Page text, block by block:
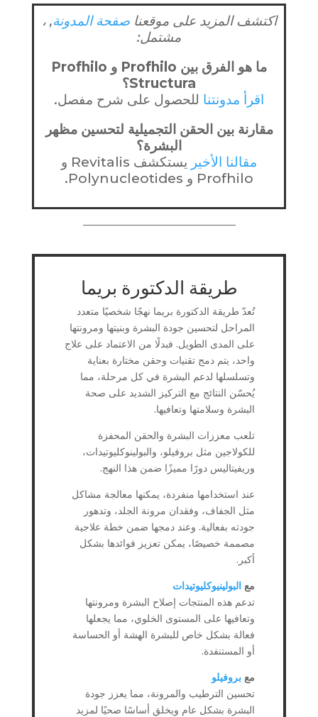
اكتشف المزيد على موقعناصفحة المدونة, ،
مشتمل:
ما هو الفرق بين Profhilo و Profhilo
Structura؟
اقرأ مدونتنا للحصول على شرح مفصل.
مقارنة بين الحقن التجميلية لتحسين مظهر
البشرة؟
مقالنا الأخير
يستكشف Revitalis و
Profhilo و Polynucleotides.
طريقة الدكتورة بريما
تُعدّ طريقة الدكتورة بريما نهجًا شخصيًا متعدد
المراحل لتحسين جودة البشرة وبنيتها ومرونتها
على المدى الطويل. فبدلًا من الاعتماد على علاج
واحد، يتم دمج تقنيات وحقن مختارة بعناية
وتسلسلها لدعم البشرة في كل مرحلة، مما
يُحسّن النتائج مع التركيز الشديد على صحة
البشرة وسلامتها وتعافيها.
تلعب معززات البشرة والحقن المحفزة
للكولاجين مثل بروفيلو، والبولينوكليوتيدات،
وريفيتاليس دورًا مميزًا ضمن هذا النهج.
عند استخدامها منفردة، يمكنها معالجة مشاكل
مثل الجفاف، وفقدان مرونة الجلد، وتدهور
جودته بفعالية. وعند دمجها ضمن خطة علاجية
مصممة خصيصًا، يمكن تعزيز فوائدها بشكل
أكبر.
مع البولينيوكليوتيدات
تدعم هذه المنتجات إصلاح البشرة ومرونتها
وتعافيها على المستوى الخلوي، مما يجعلها
فعالة بشكل خاص للبشرة الهشة أو الحساسة
أو المستنفدة.
مع بروفيلو
تحسين الترطيب والمرونة، مما يعزز جودة
البشرة بشكل عام ويخلق أساسًا صحيًا لمزيد